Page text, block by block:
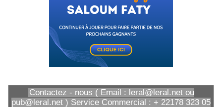
Contactez - nous ( Email : leral@leral.net ou
pub@leral.net ) Service Commercial : + 22178 323 05